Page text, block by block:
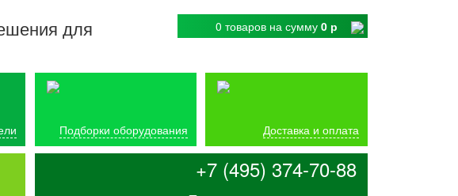
для
0 товаров на сумму 0 р
Подборки оборудования Доставка и оплата
+7 (495) 374-70-88